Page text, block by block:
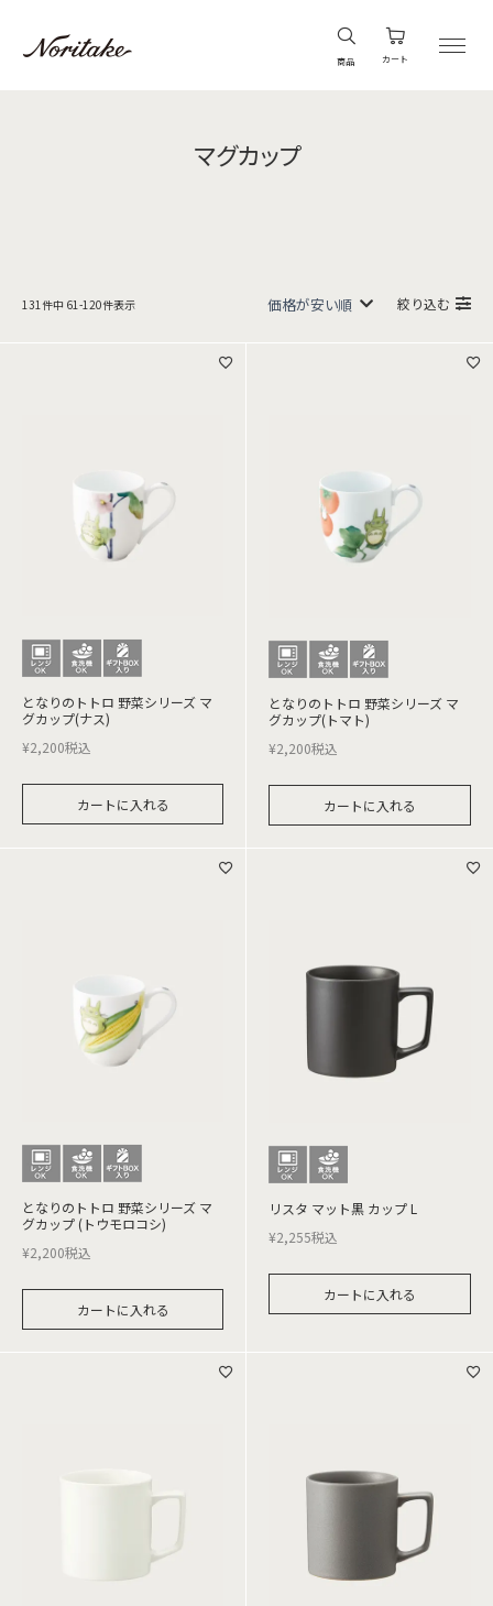
商品 カート
マグカップ
131 件中 61 -120件表示 絞り込む
となりのトトロ 野菜シリーズ マ
グカップ(ナス)
¥2,200税込
カートに入れる
となりのトトロ 野菜シリーズ マ
グカップ(トマト)
¥2,200税込
カートに入れる
となりのトトロ 野菜シリーズ マ
グカップ (トウモロコシ)
¥2,200税込
カートに入れる
リスタ マット黒 カップ L
¥2,255税込
カートに入れる